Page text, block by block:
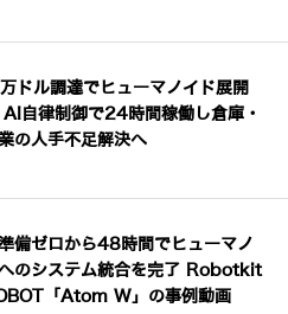
ドル調達でヒューマノイド展開
自律制御で24時間稼働し倉庫・
の人手不足解決へ
備ゼロから48時間でヒューマノ
のシステム統合を完了 Robotkit
「Atom W」の事例動画